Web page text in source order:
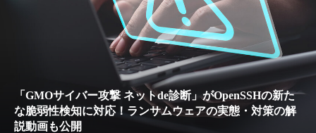
「GMOサイバー攻撃 ネットde診断」がOpenSSHの新た
な脆弱性検知に対応！ランサムウェアの実態・対策の解
説動画も公開